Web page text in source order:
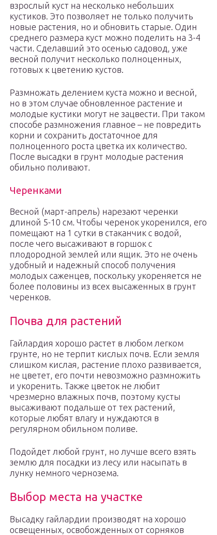
взрослый куст на несколько небольших
кустиков. Это позволяет не только получить
новые растения, но и обновить старые. Один
среднего размера куст можно поделить на 3-4
части. Сделавший это осенью садовод, уже
весной получит несколько полноценных,
готовых к цветению кустов.
Размножать делением куста можно и весной,
но в этом случае обновленное растение и
молодые кустики могут не зацвести. При таком
способе размножения главное – не повредить
корни и сохранить достаточное для
полноценного роста цветка их количество.
После высадки в грунт молодые растения
обильно поливают.
Черенками
Весной (март-апрель) нарезают черенки
длиной 5-10 см. Чтобы черенок укоренился, его
помещают на 1 сутки в стаканчик с водой,
после чего высаживают в горшок с
плодородной землей или ящик. Это не очень
удобный и надежный способ получения
молодых саженцев, поскольку укореняется не
более половины из всех высаженных в грунт
черенков.
Почва для растений
Гайлардия хорошо растет в любом легком
грунте, но не терпит кислых почв. Если земля
слишком кислая, растение плохо развивается,
не цветет, его почти невозможно размножить
и укоренить. Также цветок не любит
чрезмерно влажных почв, поэтому кусты
высаживают подальше от тех растений,
которые любят влагу и нуждаются в
регулярном обильном поливе.
Подойдет любой грунт, но лучше всего взять
землю для посадки из лесу или насыпать в
лунку немного чернозема.
Выбор места на участке
Высадку гайлардии производят на хорошо
освещенных, освобожденных от сорняков